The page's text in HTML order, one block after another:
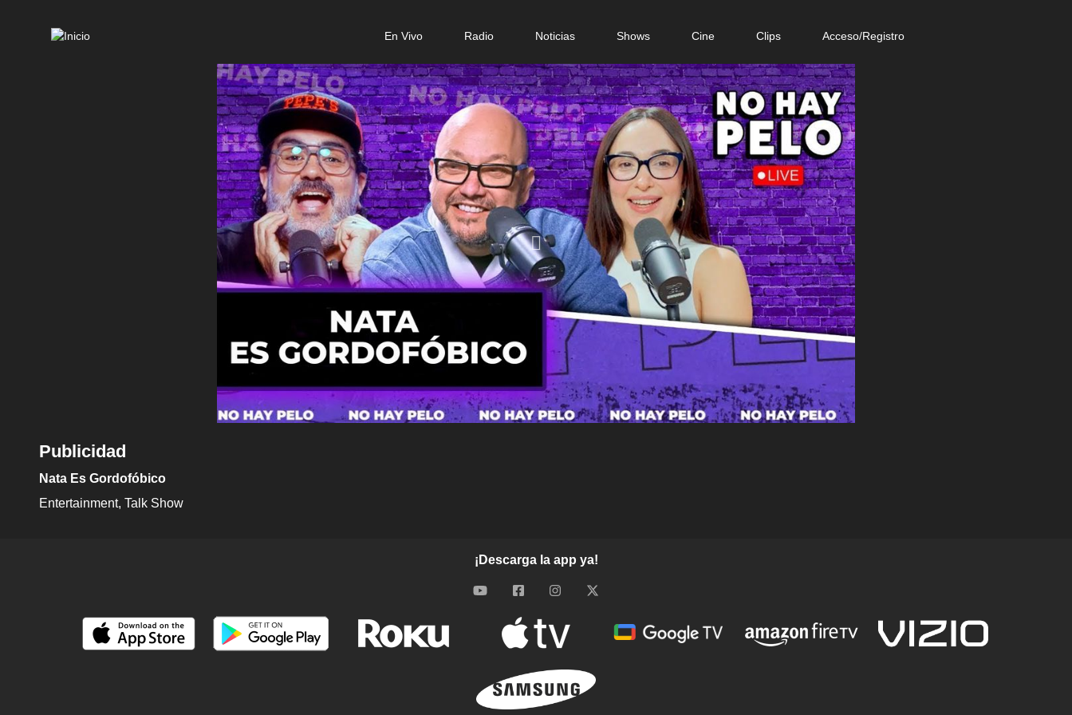
En Vivo Radio Noticias Shows Cine Clips Acceso/Registro
Publicidad
Nata Es Gordofóbico
Entertainment Talk Show
¡Descarga la app ya!